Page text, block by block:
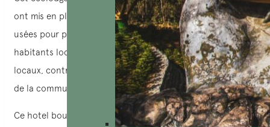
ont mis en place une installation de traitement des eaux
usées pour prévenir la pollution locale. Ils embauchent des
habitants locaux et privilégient l’utilisation de produits
locaux, contribuant ainsi au développement économique
de la communauté locale.
Ce hotel boutique s’engage fermement en faveur du